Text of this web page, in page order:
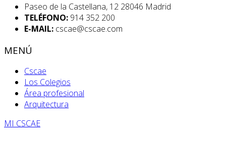
Paseo de la Castellana, 12 28046 Madrid
TELÉFONO: 914 352 200
E-MAIL: cscae@cscae.com
MENÚ
Cscae
Los Colegios
Área profesional
Arquitectura
MI CSCAE